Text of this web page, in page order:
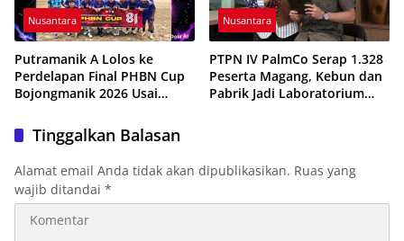
Nusantara
Putramanik A Lolos ke
Perdelapan Final PHBN Cup
Bojongmanik 2026 Usai
Nusantara
PTPN IV PalmCo Serap 1.328
Peserta Magang, Kebun dan
Pabrik Jadi Laboratorium
Tinggalkan Balasan
Alamat email Anda tidak akan dipublikasikan. Ruas yang
wajib ditandai *